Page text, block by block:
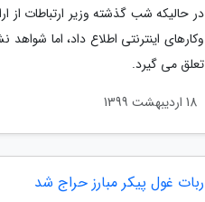
در حالیکه شب گذشته وزیر ارتباطات از
تعلق می گیرد.
18 اردیبهشت 1399
ربات غول پیکر مبارز حراج شد